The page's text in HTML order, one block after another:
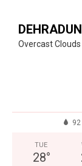
DEHRADUN
Overcast Clouds
92
TUE
28°